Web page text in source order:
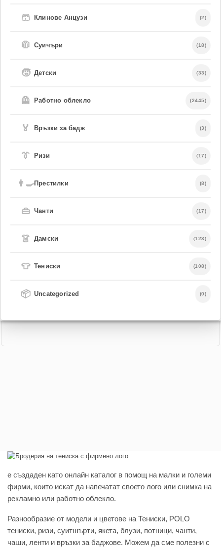
🩳 Клинове Анцузи (2)
🧥 Суичъри (18)
🧒 Детски (33)
🦺 Работно облекло (2445)
🏅 Връзки за бадж (3)
👔 Ризи (17)
👨‍🍳Престилки (8)
👜 Чанти (17)
👗 Дамски (123)
👕 Тениски (108)
📦 Uncategorized (0)
e създаден като онлайн каталог в помощ на малки и големи
фирми, които искат да напечатат своето лого или снимка на
рекламно или работно облекло.
Разнообразие от модели и цветове на Тениски, POLO
тениски, ризи, суитшърти, якета, блузи, потници, чанти,
чаши, ленти и връзки за баджове. Можем да сме полезни с